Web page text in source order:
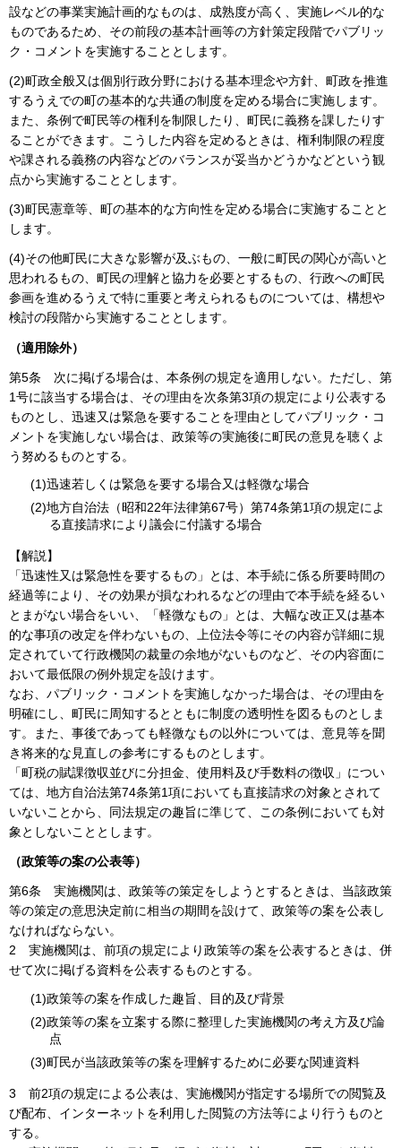
設などの事業実施計画的なものは、成熟度が高く、実施レベル的な
ものであるため、その前段の基本計画等の方針策定段階でパブリッ
ク・コメントを実施することとします。
(2)町政全般又は個別行政分野における基本理念や方針、町政を推進
するうえでの町の基本的な共通の制度を定める場合に実施します。
また、条例で町民等の権利を制限したり、町民に義務を課したりす
ることができます。こうした内容を定めるときは、権利制限の程度
や課される義務の内容などのバランスが妥当かどうかなどという観
点から実施することとします。
(3)町民憲章等、町の基本的な方向性を定める場合に実施することと
します。
(4)その他町民に大きな影響が及ぶもの、一般に町民の関心が高いと
思われるもの、町民の理解と協力を必要とするもの、行政への町民
参画を進めるうえで特に重要と考えられるものについては、構想や
検討の段階から実施することとします。
（適用除外）
第5条
次に掲げる場合は、本条例の規定を適用しない。ただし、第
1号に該当する場合は、その理由を次条第3項の規定により公表する
ものとし、迅速又は緊急を要することを理由としてパブリック・コ
メントを実施しない場合は、政策等の実施後に町民の意見を聴くよ
う努めるものとする。
(1)迅速若しくは緊急を要する場合又は軽微な場合
(2)地方自治法（昭和22年法律第67号）第74条第1項の規定によ
る直接請求により議会に付議する場合
【解説】
「迅速性又は緊急性を要するもの」とは、本手続に係る所要時間の
経過等により、その効果が損なわれるなどの理由で本手続を経るい
とまがない場合をいい、「軽微なもの」とは、大幅な改正又は基本
的な事項の改定を伴わないもの、上位法令等にその内容が詳細に規
定されていて行政機関の裁量の余地がないものなど、その内容面に
おいて最低限の例外規定を設けます。
なお、パブリック・コメントを実施しなかった場合は、その理由を
明確にし、町民に周知するとともに制度の透明性を図るものとしま
す。また、事後であっても軽微なもの以外については、意見等を聞
き将来的な見直しの参考にするものとします。
「町税の賦課徴収並びに分担金、使用料及び手数料の徴収」につい
ては、地方自治法第74条第1項においても直接請求の対象とされて
いないことから、同法規定の趣旨に準じて、この条例においても対
象としないこととします。
（政策等の案の公表等）
第6条
実施機関は、政策等の策定をしようとするときは、当該政策
等の策定の意思決定前に相当の期間を設けて、政策等の案を公表し
なければならない。
2
実施機関は、前項の規定により政策等の案を公表するときは、併
せて次に掲げる資料を公表するものとする。
(1)政策等の案を作成した趣旨、目的及び背景
(2)政策等の案を立案する際に整理した実施機関の考え方及び論
点
(3)町民が当該政策等の案を理解するために必要な関連資料
3
前2項の規定による公表は、実施機関が指定する場所での閲覧及
び配布、インターネットを利用した閲覧の方法等により行うものと
する。